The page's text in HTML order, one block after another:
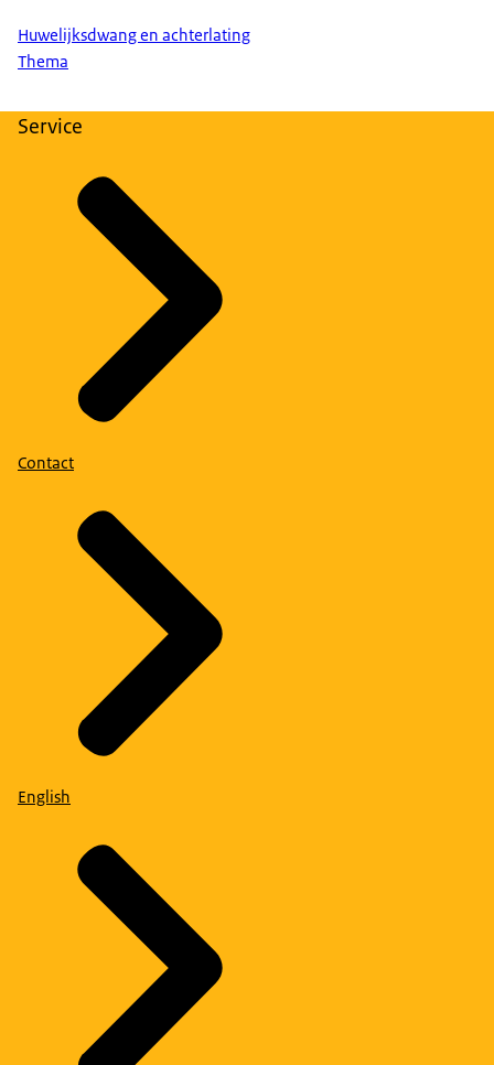
Huwelijksdwang en achterlating
Thema
Service
Contact
English